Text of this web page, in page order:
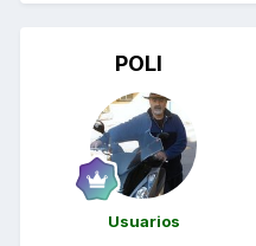
POLI
Usuarios